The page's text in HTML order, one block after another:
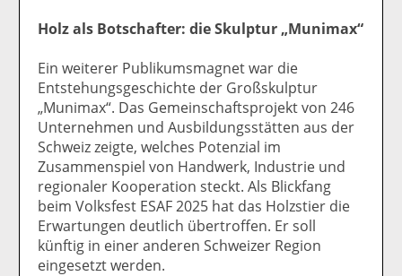
Holz als Botschafter: die Skulptur „Munimax“
Ein weiterer Publikumsmagnet war die
Entstehungsgeschichte der Großskulptur
„Munimax“. Das Gemeinschaftsprojekt von 246
Unternehmen und Ausbildungsstätten aus der
Schweiz zeigte, welches Potenzial im
Zusammenspiel von Handwerk, Industrie und
regionaler Kooperation steckt. Als Blickfang
beim Volksfest ESAF 2025 hat das Holzstier die
Erwartungen deutlich übertroffen. Er soll
künftig in einer anderen Schweizer Region
eingesetzt werden.